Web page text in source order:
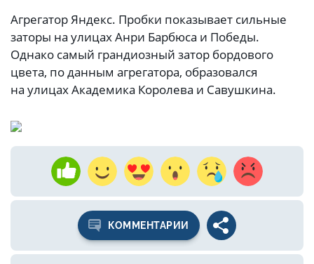
Агрегатор Яндекс. Пробки показывает сильные
заторы на улицах Анри Барбюса и Победы.
Однако самый грандиозный затор бордового
цвета, по данным агрегатора, образовался
на улицах Академика Королева и Савушкина.
КОММЕНТАРИИ